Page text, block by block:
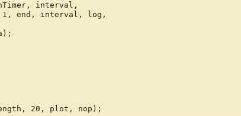
interval,
end, interval, log,
20, plot, nop);